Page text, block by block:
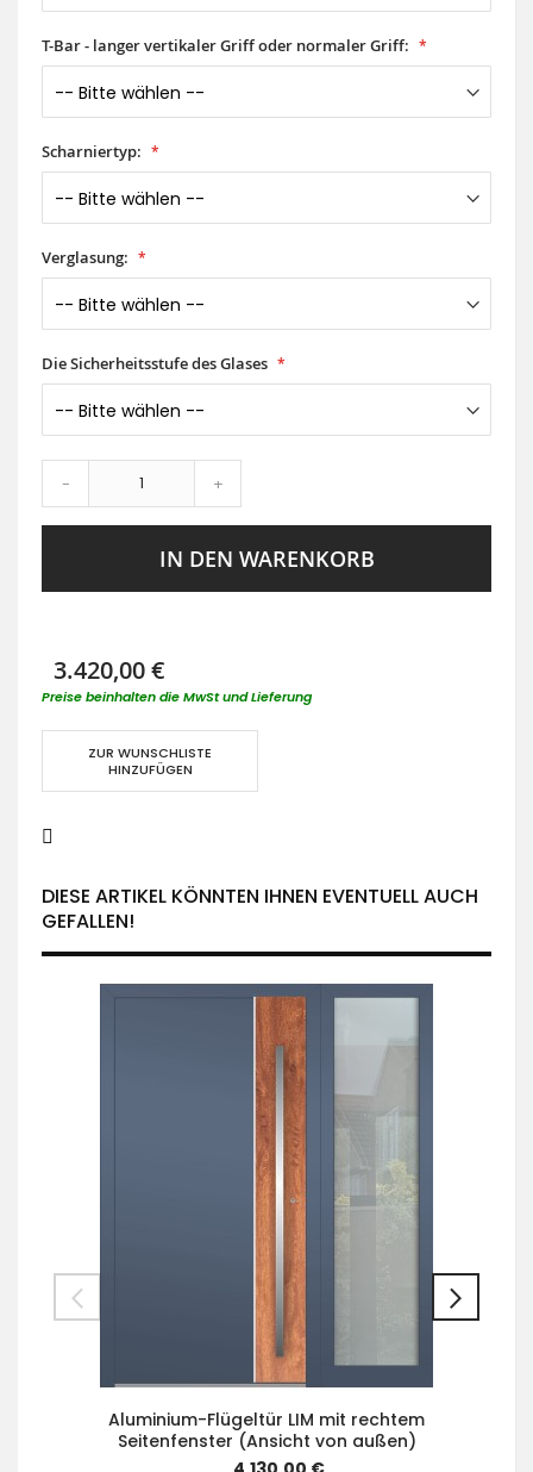
T-Bar - langer vertikaler Griff oder normaler Griff:
Scharniertyp:
Verglasung:
Die Sicherheitsstufe des Glases
- +
IN DEN WARENKORB
3.420,00 €
Preise beinhalten die MwSt und Lieferung
ZUR WUNSCHLISTE
HINZUFÜGEN
DIESE ARTIKEL KÖNNTEN IHNEN EVENTUELL AUCH
GEFALLEN!
Aluminium-Flügeltür LIM mit rechtem
Seitenfenster (Ansicht von außen)